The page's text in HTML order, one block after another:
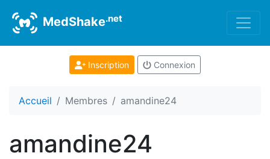
MedShake.net
Inscription Connexion
Accueil Membres amandine24
amandine24